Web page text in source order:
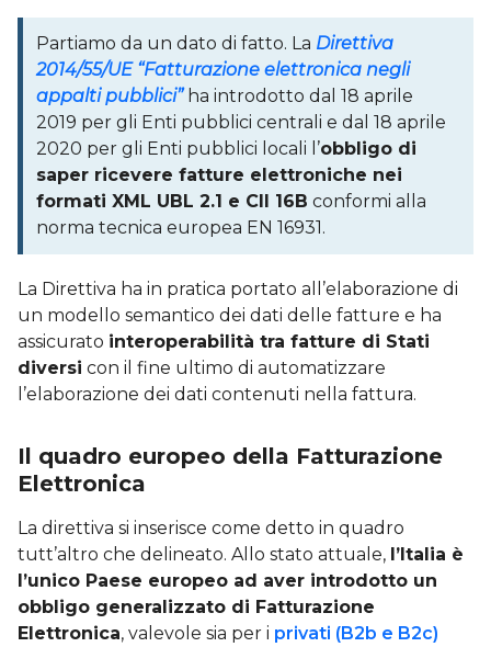
Partiamo da un dato di fatto. La Direttiva
2014/55/UE “Fatturazione elettronica negli
appalti pubblici”ha introdotto dal 18 aprile
2019 per gli Enti pubblici centrali e dal 18 aprile
2020 per gli Enti pubblici locali l’obbligo di
saper ricevere fatture elettroniche nei
formati XML UBL 2.1 e CII 16B conformi alla
norma tecnica europea EN 16931.
La Direttiva ha in pratica portato all’elaborazione di
un modello semantico dei dati delle fatture e ha
assicurato interoperabilità tra fatture di Stati
diversi con il fine ultimo di automatizzare
l’elaborazione dei dati contenuti nella fattura.
Il quadro europeo della Fatturazione
Elettronica
La direttiva si inserisce come detto in quadro
tutt’altro che delineato. Allo stato attuale, l’Italia è
l’unico Paese europeo ad aver introdotto un
obbligo generalizzato di Fatturazione
Elettronica, valevole sia per i privati (B2b e B2c)